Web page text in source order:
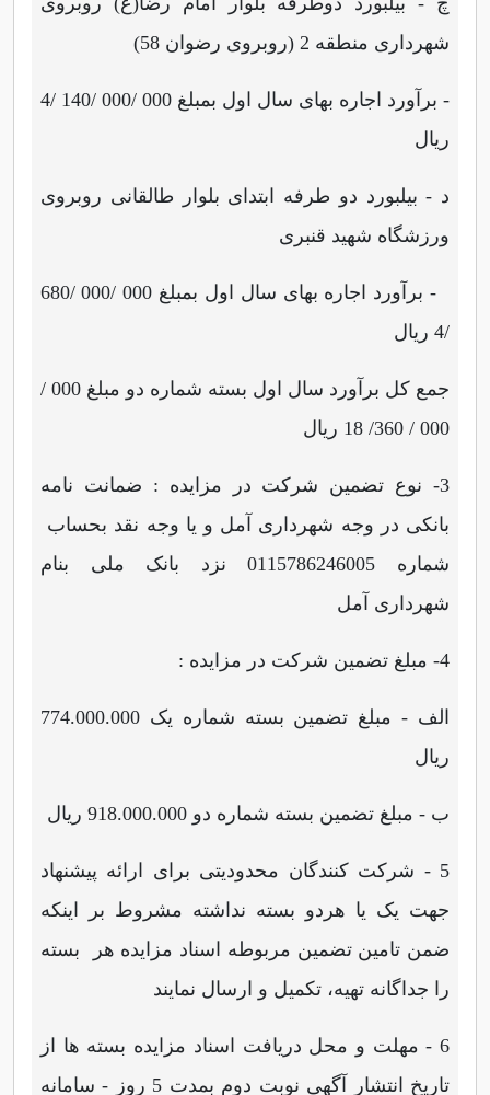
شهرداری منطقه 2 (روبروی رضوان 58)
- برآورد اجاره بهای سال اول بمبلغ 000 /000 /140 /4
ریال
د - بیلبورد دو طرفه ابتدای بلوار طالقانی روبروی
ورزشگاه شهید قنبری
- برآورد اجاره بهای سال اول بمبلغ 000 /000 /680
/4 ریال
جمع کل برآورد سال اول بسته شماره دو مبلغ 000 /
000 / 360/ 18 ریال
3- نوع تضمین شرکت در مزایده : ضمانت نامه
بانکی در وجه شهرداری آمل و یا وجه نقد بحساب
شماره 0115786246005 نزد بانک ملی بنام
شهرداری آمل
4- مبلغ تضمین شرکت در مزایده :
الف - مبلغ تضمین بسته شماره یک 774.000.000
ریال
ب - مبلغ تضمین بسته شماره دو 918.000.000 ریال
5 - شرکت کنندگان محدودیتی برای ارائه پیشنهاد
جهت یک یا هردو بسته نداشته مشروط بر اینکه
ضمن تامین تضمین مربوطه اسناد مزایده هر بسته
را جداگانه تهیه، تکمیل و ارسال نمایند
6 - مهلت و محل دریافت اسناد مزایده بسته ها از
تاریخ انتشار آگهی نوبت دوم بمدت 5 روز - سامانه